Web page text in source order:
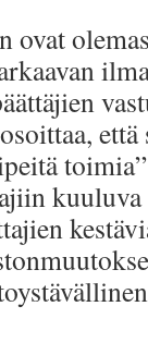
ovat
kuuluva